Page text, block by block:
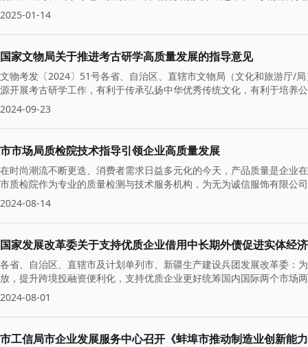
2025-01-14
国家文物局关于推进考古研学高质量发展的指导意见
文物考发〔2024〕51号各省、自治区、直辖市文物局（文化和旅游厅/
源开展考古研学工作，有利于传承弘扬中华优秀传统文化，有利于培养
2024-09-23
市市场局质检院技术指导引领企业高质量发展
在时尚潮流不断更迭、消费者需求日益多元化的今天，产品质量是企业
市质检院作为专业的质量检测与技术服务机构，为无为诚信服饰有限公
2024-08-14
国家发展改革委关于支持优质企业借用中长期外债促进实体经
各省、自治区、直辖市及计划单列市、新疆生产建设兵团发展改革委：
放，提升跨境投融资便利化，支持优质企业更好统筹国内国际两个市场
2024-08-01
市工信局市企业发展服务中心召开《蚌埠市推动制造业创新能